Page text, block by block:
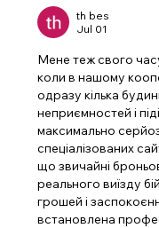
th bes
Jul 01
Мене теж свого
коли в нашому
одразу кілька
неприємностей і
максимально
спеціалізованих
що звичайні
реального виїзду
грошей і
встановлена